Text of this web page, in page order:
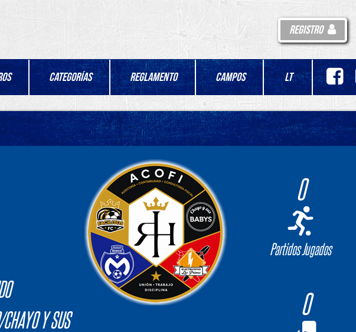
REGISTRO
Categorías Reglamento Campos LT
Y SUS
0
Partidos Jugados
0